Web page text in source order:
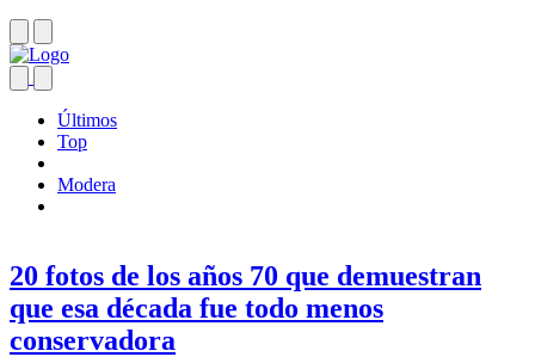
Últimos
Top
Modera
20 fotos de los años 70 que demuestran
que esa década fue todo menos
conservadora